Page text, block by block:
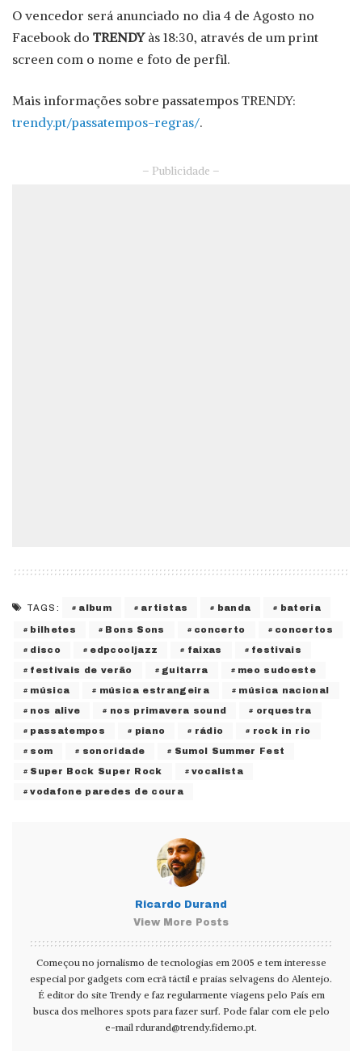
O vencedor será anunciado no dia 4 de Agosto no
Facebook do TRENDYàs 18:30, através de um print
screen com o nome e foto de perfil.
Mais informações sobre passatempos TRENDY:
trendy.pt/passatempos-regras/.
– Publicidade –
TAGS: album artistas banda bateria
bilhetes Bons Sons concerto concertos
disco edpcooljazz faixas festivais
festivais de verão guitarra meo sudoeste
música música estrangeira música nacional
nos alive nos primavera sound orquestra
passatempos piano rádio rock in rio
som sonoridade Sumol Summer Fest
Super Bock Super Rock vocalista
vodafone paredes de coura
Ricardo Durand
View More Posts
Começou no jornalismo de tecnologias em 2005 e tem interesse
especial por gadgets com ecrã táctil e praias selvagens do Alentejo.
É editor do site Trendy e faz regularmente viagens pelo País em
busca dos melhores spots para fazer surf. Pode falar com ele pelo
e-mail rdurand@trendy.fidemo.pt.